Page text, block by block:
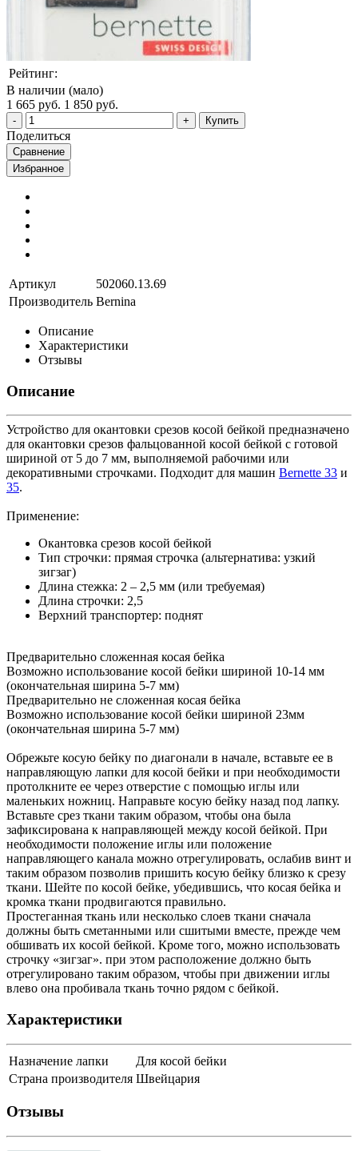
Рейтинг:
В наличии (мало)
1 665 руб. 1 850 руб.
Купить
Поделиться
Сравнение
Избранное
Артикул
502060.13.69
Производитель Bernina
Описание
Характеристики
Отзывы
Описание
Устройство для окантовки срезов косой бейкой предназначено
для окантовки срезов фальцованной косой бейкой с готовой
шириной от 5 до 7 мм, выполняемой рабочими или
декоративными строчками. Подходит для машин Bernette 33 и
35.
Применение:
Окантовка срезов косой бейкой
Тип строчки: прямая строчка (альтернатива: узкий
зигзаг)
Длина стежка: 2 – 2,5 мм (или требуемая)
Длина строчки: 2,5
Верхний транспортер: поднят
Предварительно сложенная косая бейка
Возможно использование косой бейки шириной 10-14 мм
(окончательная ширина 5-7 мм)
Предварительно не сложенная косая бейка
Возможно использование косой бейки шириной 23мм
(окончательная ширина 5-7 мм)
Обрежьте косую бейку по диагонали в начале, вставьте ее в
направляющую лапки для косой бейки и при необходимости
протолкните ее через отверстие с помощью иглы или
маленьких ножниц. Направьте косую бейку назад под лапку.
Вставьте срез ткани таким образом, чтобы она была
зафиксирована к направляющей между косой бейкой. При
необходимости положение иглы или положение
направляющего канала можно отрегулировать, ослабив винт и
таким образом позволив пришить косую бейку близко к срезу
ткани. Шейте по косой бейке, убедившись, что косая бейка и
кромка ткани продвигаются правильно.
Простеганная ткань или несколько слоев ткани сначала
должны быть сметанными или сшитыми вместе, прежде чем
обшивать их косой бейкой. Кроме того, можно использовать
строчку «зигзаг». при этом расположение должно быть
отрегулировано таким образом, чтобы при движении иглы
влево она пробивала ткань точно рядом с бейкой.
Характеристики
Назначение лапки
Для косой бейки
Страна производителя Швейцария
Отзывы